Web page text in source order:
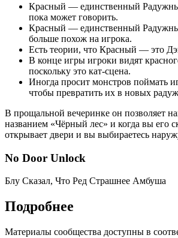
Красный — единственный
пока может говорить.
Красный — единственный
больше похож на игрока.
Есть теории, что Красный — это
В конце игры игроки видят
поскольку это кат-сцена.
Иногда просит монстров поймать
чтобы превратить их в новых
В прощальной вечеринке он позволяет
названием «Чёрный лес» и когда вы его
открывает двери и вы выбираетесь
No Door Unlock
Блу Сказал, Что Ред Страшнее Амбуша
Подробнее
Материалы сообщества доступны в